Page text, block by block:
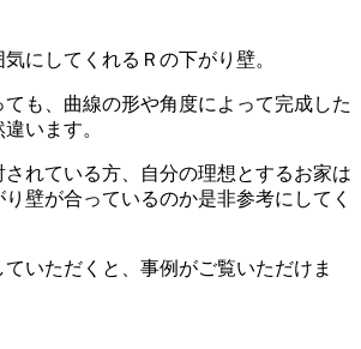
にしてくれるＲの下がり壁。
ても、曲線の形や角度によって完成した
います。
されている方、自分の理想とするお家は
壁が合っているのか是非参考にしてく
いただくと、事例がご覧いただけま